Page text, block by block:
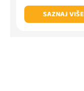
SAZNAJ VIŠE